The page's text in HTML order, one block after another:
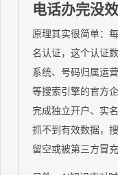
电话办完没效
原理其实很简单：
名认证，这个认证
系统、号码归属运
等搜索引擎的官方
完成独立开户、实
抓不到有效数据，
留空或被第三方冒充